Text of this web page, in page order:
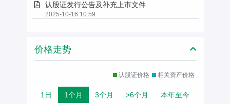
认股证发行公告及补充上市文件
2025-10-16 10:59
价格走势
认股证价格 相关资产价格
1日 1个月 3个月 >6个月 本年至今